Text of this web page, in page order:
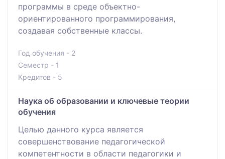
программы в среде объектно-
ориентированного программирования,
создавая собственные классы.
Год обучения - 2
Семестр - 1
Кредитов - 5
Наука об образовании и ключевые теории
обучения
Целью данного курса является
совершенствование педагогической
компетентности в области педагогики и